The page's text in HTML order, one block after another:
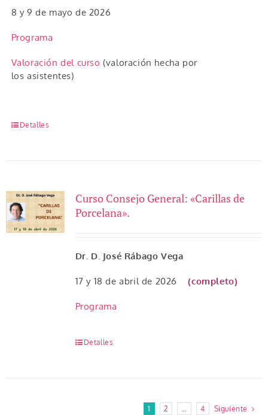
8 y 9 de mayo de 2026
Programa
Valoración del curso (valoración hecha por
los asistentes)
Detalles
Curso Consejo General: «Carillas de
Porcelana».
Dr. D. José Rábago Vega
17 y 18 de abril de 2026(completo)
Programa
Detalles
1 2 … 4 Siguiente